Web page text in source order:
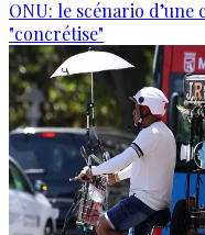
ONU: le scénario
"concrétise"